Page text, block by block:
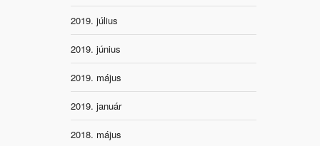
2019. július
2019. június
2019. május
2019. január
2018. május